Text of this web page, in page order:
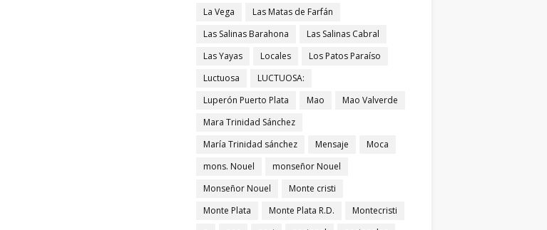
La Vega
Las Matas de Farfán
Las Salinas Barahona
Las Salinas Cabral
Las Yayas
Locales
Los Patos Paraíso
Luctuosa
LUCTUOSA:
Luperón Puerto Plata
Mao
Mao Valverde
Mara Trinidad Sánchez
María Trinidad sánchez
Mensaje
Moca
mons. Nouel
monseñor Nouel
Monseñor Nouel
Monte cristi
Monte Plata
Monte Plata R.D.
Montecristi